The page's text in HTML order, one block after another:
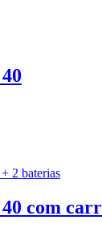
com